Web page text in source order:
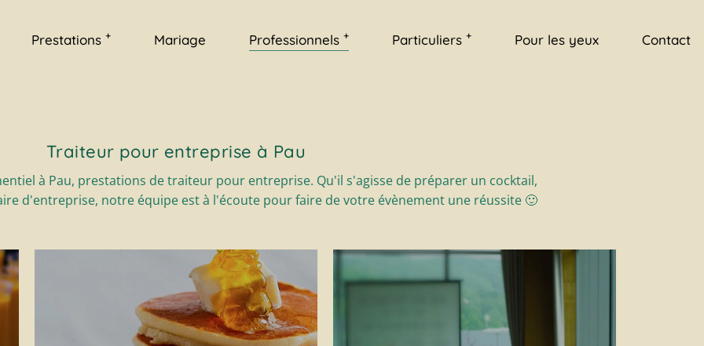
Prestations +
Haut de gamme
Mariage Professionnels + Particuliers +
Apéritif dînatoire
Pour les yeux Contact
Cocktail
Anniversaire
Traiteur pour entreprise à Pau
à Pau, prestations de traiteur pour entreprise. Qu'il s'agisse de préparer un cocktail,
d'entreprise, notre équipe est à l'écoute pour faire de votre évènement une réussite 🙂